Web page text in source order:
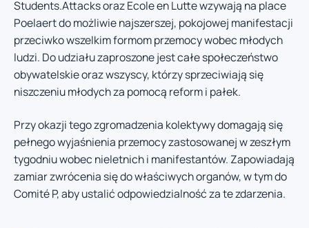
Students.Attacks oraz Ecole en Lutte wzywają na place
Poelaert do możliwie najszerszej, pokojowej manifestacji
przeciwko wszelkim formom przemocy wobec młodych
ludzi. Do udziału zaproszone jest całe społeczeństwo
obywatelskie oraz wszyscy, którzy sprzeciwiają się
niszczeniu młodych za pomocą reform i pałek.
Przy okazji tego zgromadzenia kolektywy domagają się
pełnego wyjaśnienia przemocy zastosowanej w zeszłym
tygodniu wobec nieletnich i manifestantów. Zapowiadają
zamiar zwrócenia się do właściwych organów, w tym do
Comité P, aby ustalić odpowiedzialność za te zdarzenia.